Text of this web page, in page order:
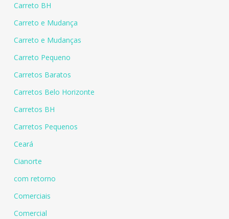
Carreto BH
Carreto e Mudança
Carreto e Mudanças
Carreto Pequeno
Carretos Baratos
Carretos Belo Horizonte
Carretos BH
Carretos Pequenos
Ceará
Cianorte
com retorno
Comerciais
Comercial